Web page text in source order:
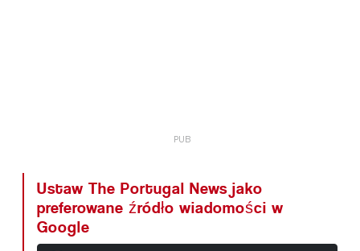
Ustaw The Portugal News jako
preferowane źródło wiadomości w
Google